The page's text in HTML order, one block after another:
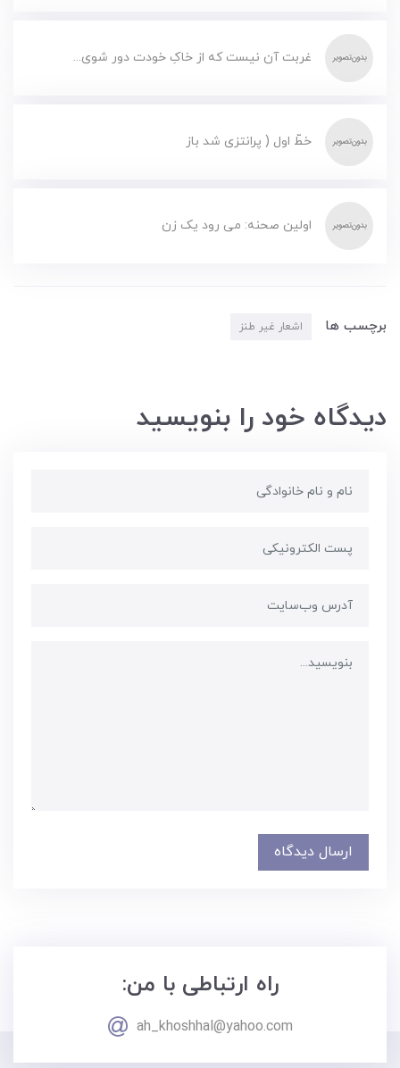
غربت آن نیست که از خاکِ خودت دور شوی...
خطّ اول ( پرانتزی شد باز
اولین صحنه: می رود یک زن
برچسب ها اشعار غیر طنز
دیدگاه خود را بنویسید
ارسال دیدگاه
راه ارتباطی با من:
ah_khoshhal@yahoo.com